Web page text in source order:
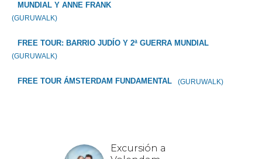
MUNDIAL Y ANNE FRANK
(GURUWALK)
FREE TOUR: BARRIO JUDÍO Y 2ª GUERRA MUNDIAL
(GURUWALK)
FREE TOUR ÁMSTERDAM FUNDAMENTAL (GURUWALK)